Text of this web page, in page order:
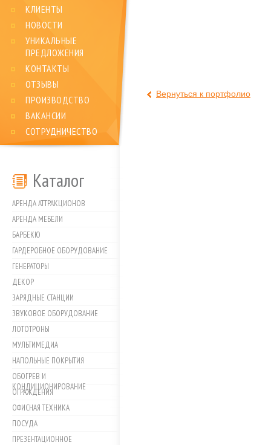
КЛИЕНТЫ
НОВОСТИ
УНИКАЛЬНЫЕ
ПРЕДЛОЖЕНИЯ
КОНТАКТЫ
ОТЗЫВЫ
ПРОИЗВОДСТВО
ВАКАНСИИ
СОТРУДНИЧЕСТВО
Каталог
АРЕНДА АТТРАКЦИОНОВ
АРЕНДА МЕБЕЛИ
БАРБЕКЮ
ГАРДЕРОБНОЕ ОБОРУДОВАНИЕ
ГЕНЕРАТОРЫ
ДЕКОР
ЗАРЯДНЫЕ СТАНЦИИ
ЗВУКОВОЕ ОБОРУДОВАНИЕ
ЛОТОТРОНЫ
МУЛЬТИМЕДИА
НАПОЛЬНЫЕ ПОКРЫТИЯ
ОБОГРЕВ И
КОНДИЦИОНИРОВАНИЕ
ОГРАЖДЕНИЯ
ОФИСНАЯ ТЕХНИКА
ПОСУДА
ПРЕЗЕНТАЦИОННОЕ
Вернуться к портфолио